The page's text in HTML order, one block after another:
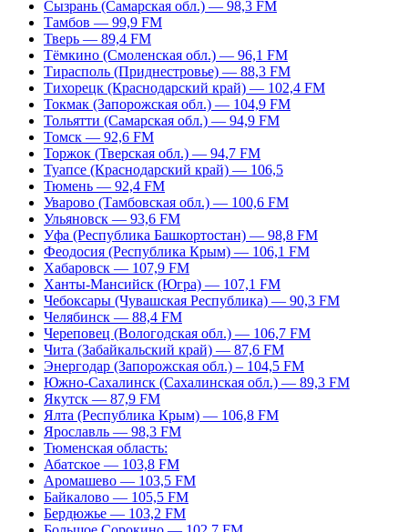
Сызрань (Самарская обл.) — 98,3 FM
Тамбов — 99,9 FM
Тверь — 89,4 FM
Тёмкино (Смоленская обл.) — 96,1 FM
Тирасполь (Приднестровье) — 88,3 FM
Тихорецк (Краснодарский край) — 102,4 FM
Токмак (Запорожская обл.) — 104,9 FM
Тольятти (Самарская обл.) — 94,9 FM
Томск — 92,6 FM
Торжок (Тверская обл.) — 94,7 FM
Туапсе (Краснодарский край) — 106,5
Тюмень — 92,4 FM
Уварово (Тамбовская обл.) — 100,6 FM
Ульяновск — 93,6 FM
Уфа (Республика Башкортостан) — 98,8 FM
Феодосия (Республика Крым) — 106,1 FM
Хабаровск — 107,9 FM
Ханты-Мансийск (Югра) — 107,1 FM
Чебоксары (Чувашская Республика) — 90,3 FM
Челябинск — 88,4 FM
Череповец (Вологодская обл.) — 106,7 FM
Чита (Забайкальский край) — 87,6 FM
Энергодар (Запорожская обл.) – 104,5 FM
Южно-Сахалинск (Сахалинская обл.) — 89,3 FM
Якутск — 87,9 FM
Ялта (Республика Крым) — 106,8 FM
Ярославль — 98,3 FM
Тюменская область:
Абатское — 103,8 FM
Аромашево — 103,5 FM
Байкалово — 105,5 FM
Бердюжье — 103,2 FM